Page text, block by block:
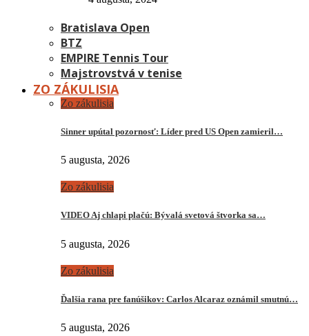
Bratislava Open
BTZ
EMPIRE Tennis Tour
Majstrovstvá v tenise
ZO ZÁKULISIA
Zo zákulisia
Sinner upútal pozornosť: Líder pred US Open zamieril…
5 augusta, 2026
Zo zákulisia
VIDEO Aj chlapi plačú: Bývalá svetová štvorka sa…
5 augusta, 2026
Zo zákulisia
Ďalšia rana pre fanúšikov: Carlos Alcaraz oznámil smutnú…
5 augusta, 2026